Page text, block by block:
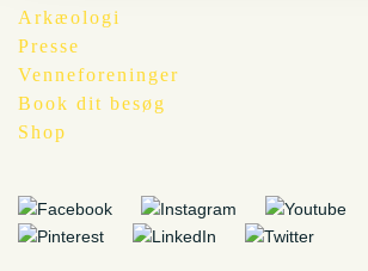
Arkæologi
Presse
Venneforeninger
Book dit besøg
Shop